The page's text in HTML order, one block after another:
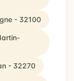
- 32100
- 32270